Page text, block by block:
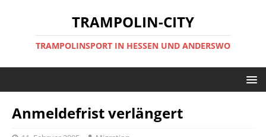
TRAMPOLIN-CITY
TRAMPOLINSPORT IN HESSEN UND ANDERSWO
Anmeldefrist verlängert